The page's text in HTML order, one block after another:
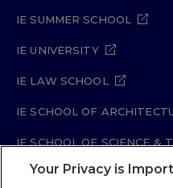
IE SUMMER SCHOOL
IE UNIVERSITY
IE LAW SCHOOL
IE SCHOOL OF
IE SCHOOL OF SCIENCE &
IE SCHOOL OF ARTS &
Your Privacy is